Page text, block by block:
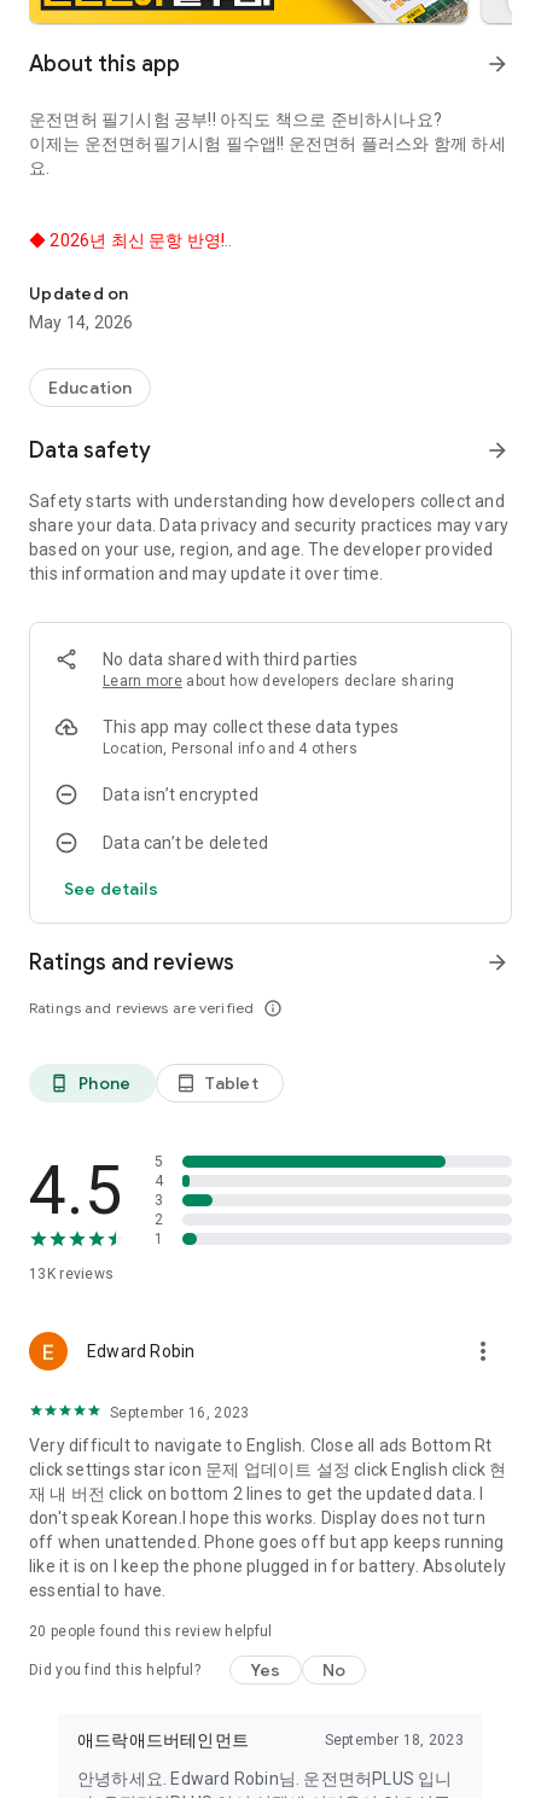
About this app arrow_forward
운전면허 필기시험 공부!! 아직도 책으로 준비하시나요?
이제는 운전면허필기시험 필수앱!! 운전면허 플러스와 함께 하세
요.
◆ 2026년 최신 문항 반영!
중!
◆ 동네만 알려줄래? 친절한 운전면허학원 알려줄게!!
◆ 최신 도로교통공단 문제은행 실시간 업데이트
도로교통공단에서 제공하는 운전면허 학과시험 문제은행의 모든
장에서 나오는 문제들을 운전면허 PLUS에서 동일하게 경험하게
될 것입니다.
[주요기능안내]
1. 모의고사40제
운전면허필기 합격을 위한 최종 마무리 점검!!
- 실제 운전면허 학과시험 시간과 동일하게 40문제를 풀어보고,
- 운전면허필기 모의고사를 푸는 중간에 이미 푼 문제에 대해 답
안지 기능을 통해 정답을 수정할 수 있는 기능 제공.
해주는 기능 제공.
등 다양한 경품행사에 응모하실 수 있는 기능 제공
2. 유형별 학습하기
운전면허필기시험 유형별로 취약한 부분을 집중 학습하세요.
학과시험 유형별로 문제를 학습할 수 있는 기능 제공.
능 제공.
3. 급할때 200문제
운전면허 필기시험 직전에 보면 합격률 급상승!!
4. 운전면허 학원 찾기
나에게 딱맞는 운전면허 학원은 어디일까? 친절한 운전면허학원
운전면허플러스는 모든 운전면허 학원 정보를 상세히 분석, 제공
꼼꼼히 비교해서 나에게 적합한 운전면허 학원을 선택해보세요.
- 틀린 문제 위주로 다시 한번 꼼꼼히 체크할 수 있도록 오답노트
기능을 제공
- 헷갈리는 문제는 복습할 수 있도록 즐겨찾기 기능을 제공
6. 면허시험 선택
- 1종 보통/대형/특수, 2종 보통/소형/원동기 등 시험보는 문제들
만 골라서 집중학습!
- 한국어 외에도 도로교통공단에서 제공하는 모든 외국어 학과시
험문제를 함께 제공 (현재 중국어/영어/베트남어 지원)
시험전에 이미지 트레이닝을 통해 합격확률 UP!!
내 및 도로주행 코스를 동영상으로 만나보세요!!
Updated on
May 14, 2026
Education
Data safety arrow_forward
Safety starts with understanding how developers collect and
share your data. Data privacy and security practices may vary
based on your use, region, and age. The developer provided
this information and may update it over time.
No data shared with third parties
Learn more about how developers declare sharing
This app may collect these data types
Location, Personal info and 4 others
Data isn’t encrypted
Data can’t be deleted
See details
Ratings and reviews
Ratings and reviews are verified info_outline
arrow_forward
phone_android Phone tablet_android Tablet
4.5
13Kreviews
5
4
3
2
1
Edward Robin more_vert
September 16, 2023
Very difficult to navigate to English. Close all ads Bottom Rt
click settings star icon 문제 업데이트 설정 click English click 현
재 내 버전 click on bottom 2 lines to get the updated data. I
don't speak Korean.I hope this works. Display does not turn
off when unattended. Phone goes off but app keeps running
like it is on I keep the phone plugged in for battery. Absolutely
essential to have.
20 people found this review helpful
Did you find this helpful? Yes No
애드락애드버테인먼트 September 18, 2023
안녕하세요. Edward Robin님. 운전면허PLUS 입니